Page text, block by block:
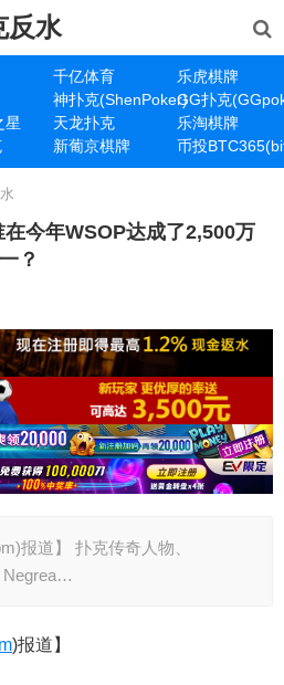
反水
千亿体育
乐虎棋牌
神扑克(ShenPoker)GG扑克
星 天龙扑克
乐淘棋牌
新葡京棋牌 币投
在今年WSOP达成了2,500万
？
报道】 扑克传奇人物、
Negrea…
)报道】